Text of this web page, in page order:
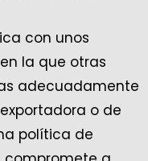
con unos
la que otras
adecuadamente
o de
política de